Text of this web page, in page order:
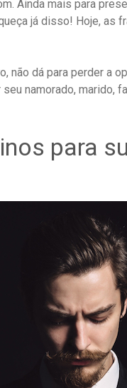
Ainda mais para
já disso! Hoje, as
não dá para perder a
namorado, marido,
para